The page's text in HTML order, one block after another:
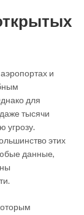
и
для
тысячи
угрозу.
этих
данные,